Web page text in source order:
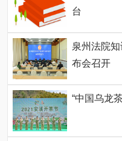
台
泉州法院
布会召开
“中国乌龙